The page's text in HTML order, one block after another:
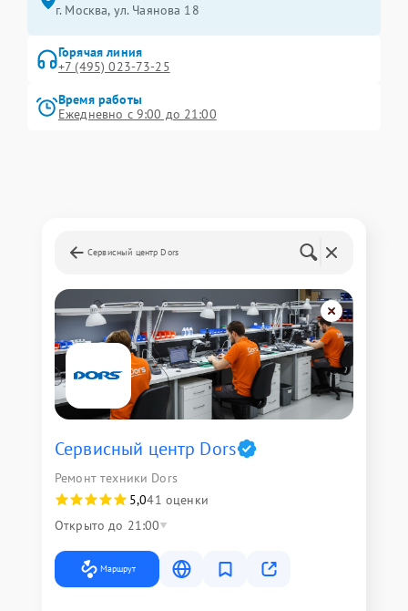
г. Москва, ул. Чаянова 18
Горячая линия
+7 (495) 023-73-25
Время работы
Ежедневно с 9:00 до 21:00
Сервисный центр Dors
Сервисный центр Dors
Ремонт техники Dors
5,041 оценки
Открыто до 21:00
Маршрут